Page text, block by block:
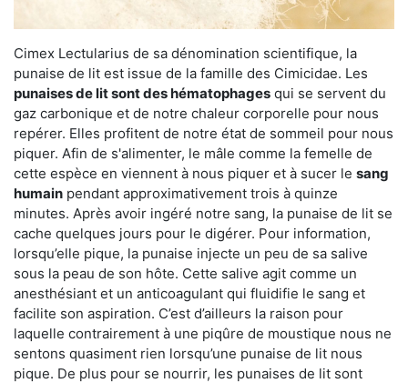
Cimex Lectularius de sa dénomination scientifique, la
punaise de lit est issue de la famille des Cimicidae. Les
punaises de lit sont des hématophages qui se servent du
gaz carbonique et de notre chaleur corporelle pour nous
repérer. Elles profitent de notre état de sommeil pour nous
piquer. Afin de s'alimenter, le mâle comme la femelle de
cette espèce en viennent à nous piquer et à sucer le sang
humain pendant approximativement trois à quinze
minutes. Après avoir ingéré notre sang, la punaise de lit se
cache quelques jours pour le digérer. Pour information,
lorsqu’elle pique, la punaise injecte un peu de sa salive
sous la peau de son hôte. Cette salive agit comme un
anesthésiant et un anticoagulant qui fluidifie le sang et
facilite son aspiration. C’est d’ailleurs la raison pour
laquelle contrairement à une piqûre de moustique nous ne
sentons quasiment rien lorsqu’une punaise de lit nous
pique. De plus pour se nourrir, les punaises de lit sont